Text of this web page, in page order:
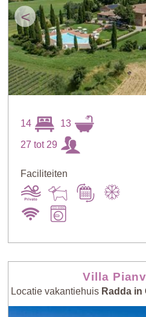
<
14 13
27 tot 29
Faciliteiten
Villa
Locatie vakantiehuis Radda in